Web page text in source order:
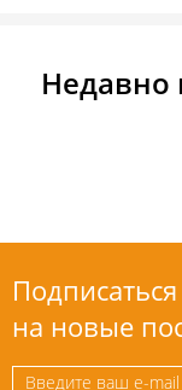
Недавно
Подписаться
на новые